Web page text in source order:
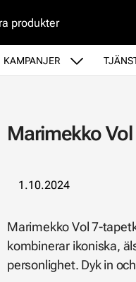
KAMPANJER
Marimekko
1.10.2024
Marimekko Vol 7-
kombinerar ikoniska,
personlighet. Dyk in